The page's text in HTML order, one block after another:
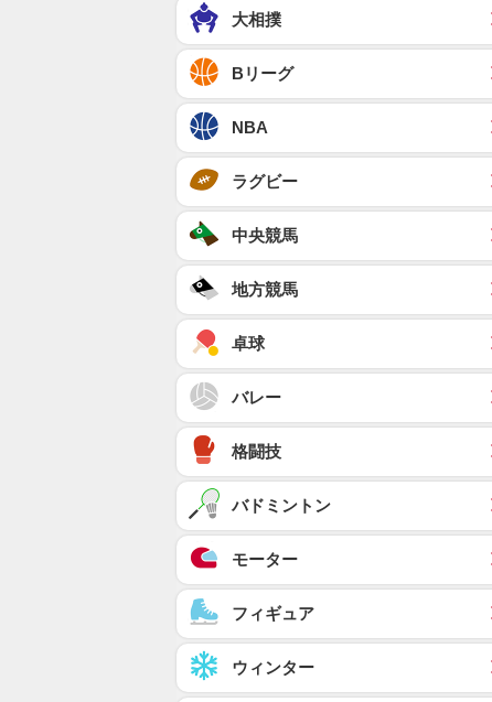
大相撲
Bリーグ
NBA
ラグビー
中央競馬
地方競馬
卓球
バレー
格闘技
バドミントン
モーター
フィギュア
ウィンター